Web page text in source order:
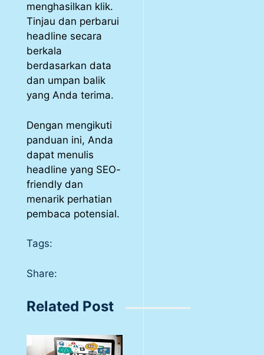
menghasilkan klik.
Tinjau dan perbarui
headline secara
berkala
berdasarkan data
dan umpan balik
yang Anda terima.
Dengan mengikuti
panduan ini, Anda
dapat menulis
headline yang SEO-
friendly dan
menarik perhatian
pembaca potensial.
Tags:
Share:
Related Post